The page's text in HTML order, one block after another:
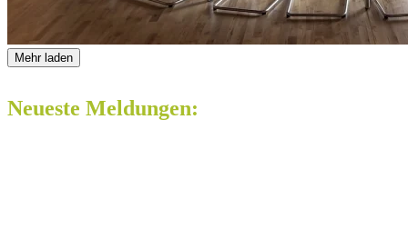
Mehr laden
Neueste Meldungen: